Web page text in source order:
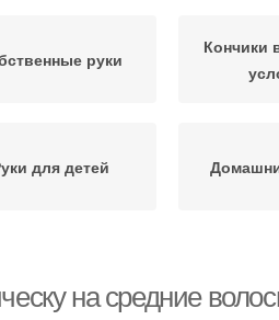
руки
Кончики
для детей
на средние